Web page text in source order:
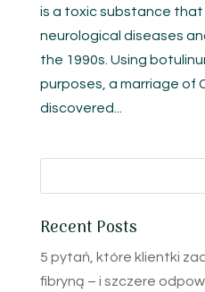
is a toxic substance
neurological diseases
the 1990s. Using
purposes, a marriage of
discovered...
Recent Posts
5 pytań, które klientki
fibryną – i szczere